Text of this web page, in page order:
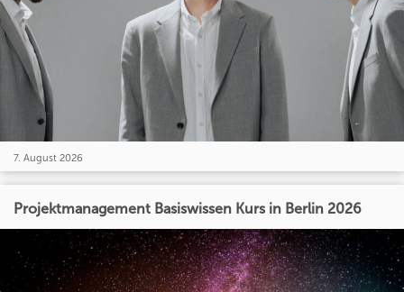
7. August 2026
Projektmanagement Basiswissen Kurs in Berlin 2026